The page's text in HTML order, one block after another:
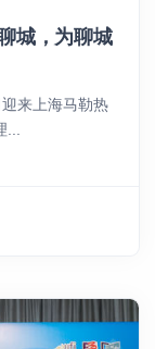
城，为聊城
来上海马勒热